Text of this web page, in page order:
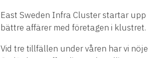
East Sweden Infra Cluster startar
bättre affärer med företagen i klustret.
Vid tre tillfällen under våren har vi